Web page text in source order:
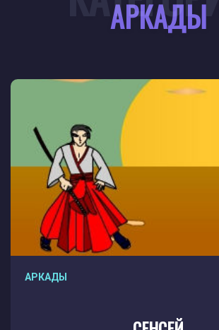
АРКАДЫ
АРКАДЫ